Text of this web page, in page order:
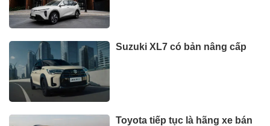
Suzuki XL7 có bản nâng cấp
Toyota tiếp tục là hãng xe bán